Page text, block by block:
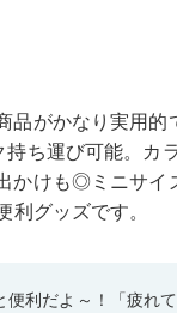
品がかなり実用的
ち運び可能。カ
かけも◎ミニサイ
グッズです。
便利だよ～！「疲れ